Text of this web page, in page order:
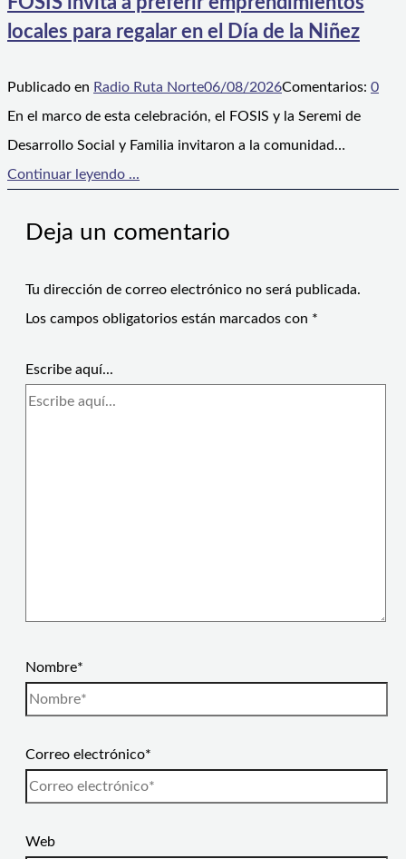
locales para regalar en el Día de la Niñez
Publicado en Radio Ruta Norte06/08/2026Comentarios: 0
En el marco de esta celebración, el FOSIS y la Seremi de
Desarrollo Social y Familia invitaron a la comunidad…
Continuar leyendo ...
Deja un comentario
Tu dirección de correo electrónico no será publicada.
Los campos obligatorios están marcados con *
Escribe aquí...
Nombre*
Correo electrónico*
Web